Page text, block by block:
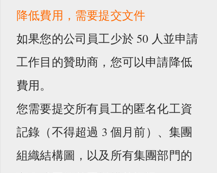
降低費用，需要提交文件
如果您的公司員工少於 50 人並申請
工作目的贊助商，您可以申請降低
費用。
您需要提交所有員工的匿名化工資
記錄（不得超過 3 個月前）、集團
組織結構圖，以及所有集團部門的